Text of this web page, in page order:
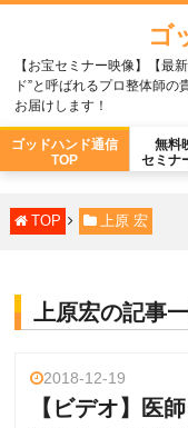
ゴ
【お宝セミナー映像】【最
ド”と呼ばれるプロ整体師
お届けします！
ゴッドハンド通信
TOP
無料
セミナ
TOP 上原 宏
上原宏の記事
2018-12-19
【ビデオ】医